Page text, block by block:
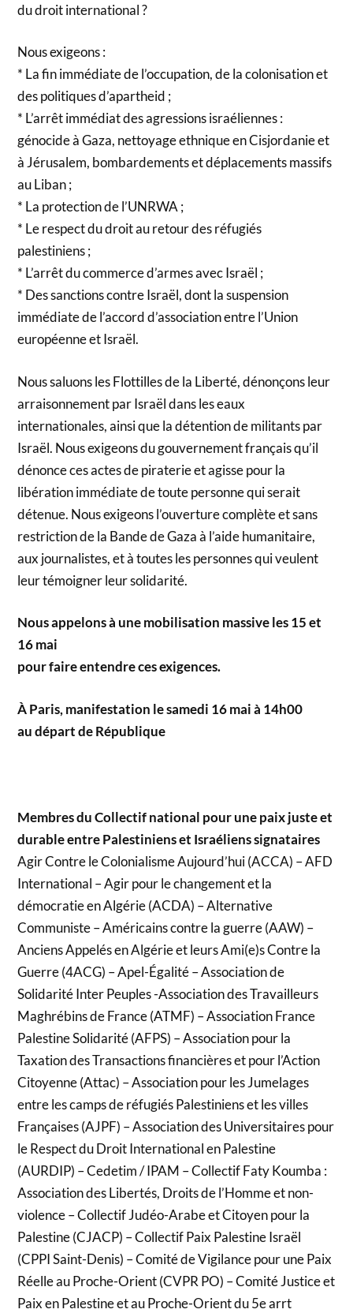
du droit international ?
Nous exigeons :
* La fin immédiate de l’occupation, de la colonisation et
des politiques d’apartheid ;
* L’arrêt immédiat des agressions israéliennes :
génocide à Gaza, nettoyage ethnique en Cisjordanie et
à Jérusalem, bombardements et déplacements massifs
au Liban ;
* La protection de l’UNRWA ;
* Le respect du droit au retour des réfugiés
palestiniens ;
* L’arrêt du commerce d’armes avec Israël ;
* Des sanctions contre Israël, dont la suspension
immédiate de l’accord d’association entre l’Union
européenne et Israël.
Nous saluons les Flottilles de la Liberté, dénonçons leur
arraisonnement par Israël dans les eaux
internationales, ainsi que la détention de militants par
Israël. Nous exigeons du gouvernement français qu’il
dénonce ces actes de piraterie et agisse pour la
libération immédiate de toute personne qui serait
détenue. Nous exigeons l’ouverture complète et sans
restriction de la Bande de Gaza à l’aide humanitaire,
aux journalistes, et à toutes les personnes qui veulent
leur témoigner leur solidarité.
Nous appelons à une mobilisation massive les 15 et
16 mai
pour faire entendre ces exigences.
À Paris, manifestation le samedi 16 mai à 14h00
au départ de République
Membres du Collectif national pour une paix juste et
durable entre Palestiniens et Israéliens signataires
Agir Contre le Colonialisme Aujourd’hui (ACCA) – AFD
International – Agir pour le changement et la
démocratie en Algérie (ACDA) – Alternative
Communiste – Américains contre la guerre (AAW) –
Anciens Appelés en Algérie et leurs Ami(e)s Contre la
Guerre (4ACG) – Apel-Égalité – Association de
Solidarité Inter Peuples -Association des Travailleurs
Maghrébins de France (ATMF) – Association France
Palestine Solidarité (AFPS) – Association pour la
Taxation des Transactions financières et pour l’Action
Citoyenne (Attac) – Association pour les Jumelages
entre les camps de réfugiés Palestiniens et les villes
Françaises (AJPF) – Association des Universitaires pour
le Respect du Droit International en Palestine
(AURDIP) – Cedetim / IPAM – Collectif Faty Koumba :
Association des Libertés, Droits de l’Homme et non-
violence – Collectif Judéo-Arabe et Citoyen pour la
Palestine (CJACP) – Collectif Paix Palestine Israël
(CPPI Saint-Denis) – Comité de Vigilance pour une Paix
Réelle au Proche-Orient (CVPR PO) – Comité Justice et
Paix en Palestine et au Proche-Orient du 5e arrt